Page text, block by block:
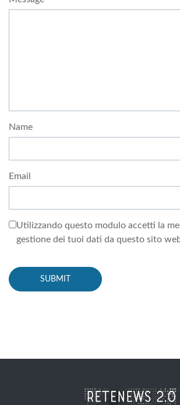
Name
Email
Utilizzando questo modulo accetti la
gestione dei tuoi dati da questo sito